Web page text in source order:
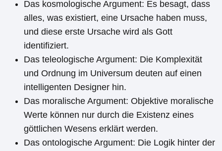
Das kosmologische Argument: Es besagt, dass
alles, was existiert, eine Ursache haben muss,
und diese erste Ursache wird als Gott
identifiziert.
Das teleologische Argument: Die Komplexität
und Ordnung im Universum deuten auf einen
intelligenten Designer hin.
Das moralische Argument: Objektive moralische
Werte können nur durch die Existenz eines
göttlichen Wesens erklärt werden.
Das ontologische Argument: Die Logik hinter der